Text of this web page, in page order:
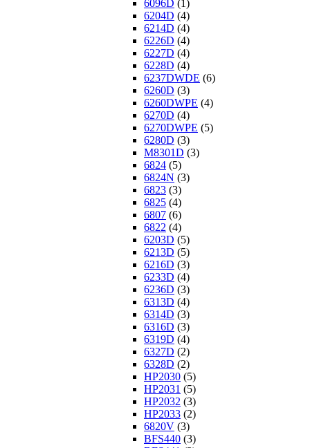
6096D (1)
6204D (4)
6214D (4)
6226D (4)
6227D (4)
6228D (4)
6237DWDE (6)
6260D (3)
6260DWPE (4)
6270D (4)
6270DWPE (5)
6280D (3)
M8301D (3)
6824 (5)
6824N (3)
6823 (3)
6825 (4)
6807 (6)
6822 (4)
6203D (5)
6213D (5)
6216D (3)
6233D (4)
6236D (3)
6313D (4)
6314D (3)
6316D (3)
6319D (4)
6327D (2)
6328D (2)
HP2030 (5)
HP2031 (5)
HP2032 (3)
HP2033 (2)
6820V (3)
BFS440 (3)